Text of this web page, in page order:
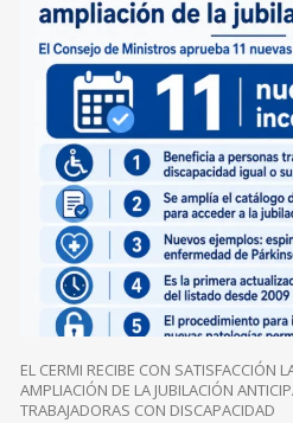
EL CERMI RECIBE CON SATISFACCIÓN
AMPLIACIÓN DE LA JUBILACIÓN
TRABAJADORAS CON DISCAPACIDAD